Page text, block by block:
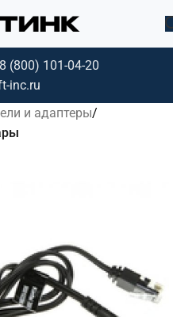
8 (800) 101-04-20
inc.ru
и адаптеры